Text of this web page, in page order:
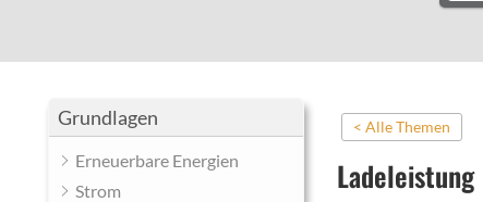
Grundlagen
Erneuerbare Energien
Strom
< Alle Themen
Ladeleistung